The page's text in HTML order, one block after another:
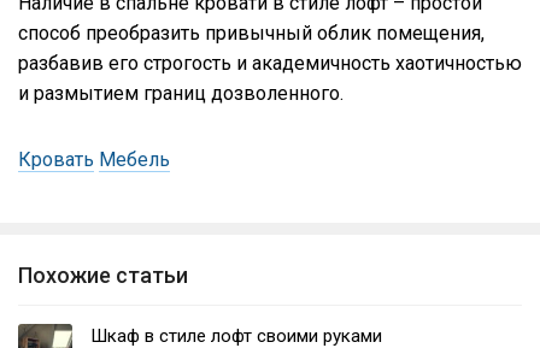
способ преобразить привычный облик помещения,
разбавив его строгость и академичность хаотичностью
и размытием границ дозволенного.
Кровать Мебель
Похожие статьи
Шкаф в стиле лофт своими руками